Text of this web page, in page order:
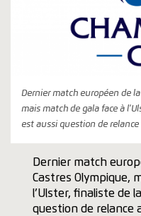
Dernier match européen de
mais match de gala face à
est aussi question de
Dernier match
Castres Olympique,
l’Ulster, finaliste de
question de relance